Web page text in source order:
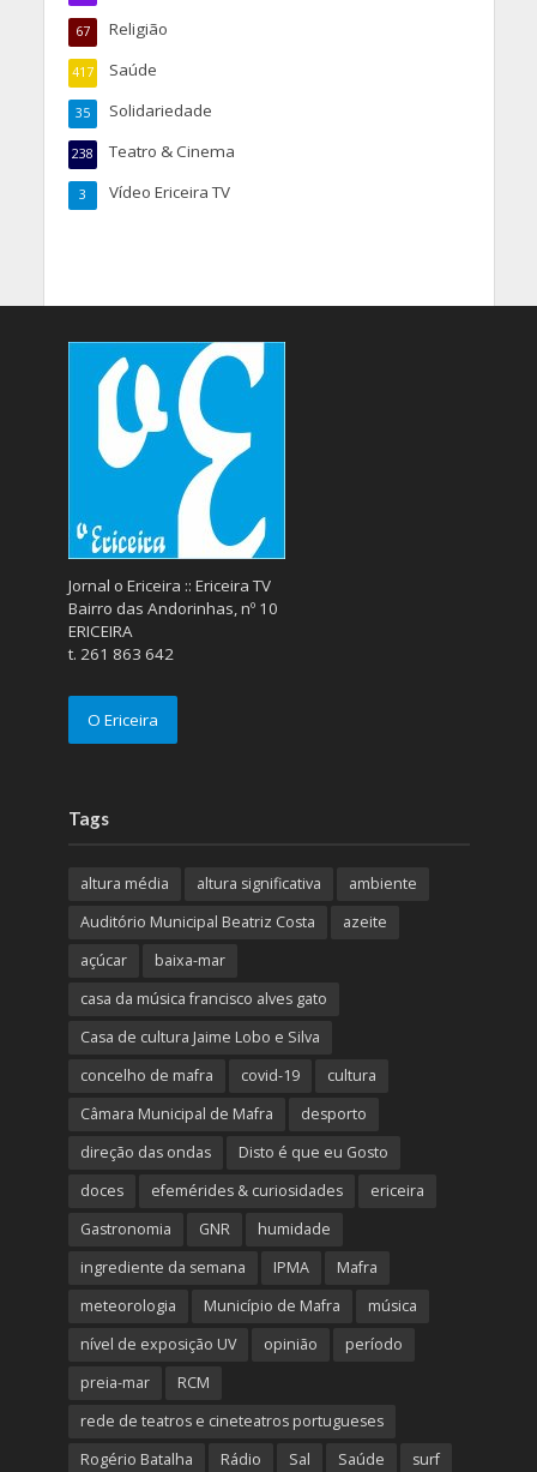
Religião
67
Saúde
417
Solidariedade
35
Teatro & Cinema
238
Vídeo Ericeira TV
3
Jornal o Ericeira :: Ericeira TV
Bairro das Andorinhas, nº 10
ERICEIRA
t. 261 863 642
O Ericeira
Tags
altura média altura significativa
ambiente
Auditório Municipal Beatriz Costa
azeite
açúcar
baixa-mar
casa da música francisco alves gato
Casa de cultura Jaime Lobo e Silva
concelho de mafra
covid-19
cultura
Câmara Municipal de Mafra
desporto
direção das ondas
Disto é que eu Gosto
doces
efemérides & curiosidades
ericeira
Gastronomia
GNR
humidade
ingrediente da semana
IPMA
Mafra
meteorologia
Município de Mafra
música
nível de exposição UV
opinião
período
preia-mar
RCM
rede de teatros e cineteatros portugueses
Rogério Batalha
Rádio Sal Saúde surf